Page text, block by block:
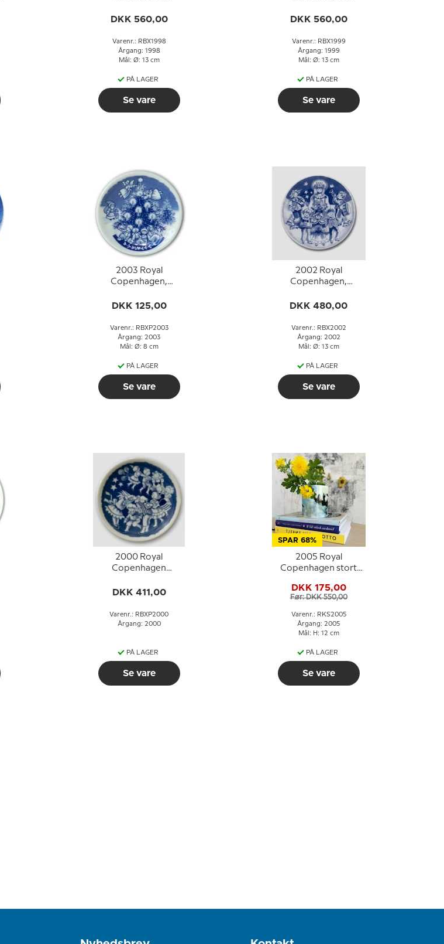
DKK 560,00
Varenr.: RBX1998
Årgang: 1998
Mål: Ø: 13 cm
PÅ LAGER
Se vare
DKK 560,00
Varenr.: RBX1999
Årgang: 1999
Mål: Ø: 13 cm
PÅ LAGER
Se vare
2003 Royal
Copenhagen,
plaquette (mini) platte
DKK 125,00
Varenr.: RBXP2003
Årgang: 2003
Mål: Ø: 8 cm
PÅ LAGER
Se vare
2002 Royal
Copenhagen,
DKK 480,00
Varenr.: RBX2002
Årgang: 2002
Mål: Ø: 13 cm
PÅ LAGER
Se vare
2000 Royal
Copenhagen
med plaquette
DKK 411,00
Varenr.: RBXP2000
Årgang: 2000
PÅ LAGER
Se vare
SPAR 68%
2005 Royal
Copenhagen stort
DKK 175,00
Før: DKK 550,00
Varenr.: RKS2005
Årgang: 2005
Mål: H: 12 cm
PÅ LAGER
Se vare